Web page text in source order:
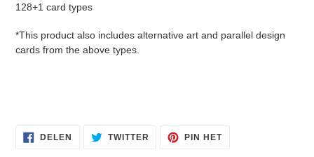
128+1 card types
*This product also includes alternative art and parallel design
cards from the above types.
DELEN DELEN TWITTER TWITTEREN
OP
PIN HETPINNEN